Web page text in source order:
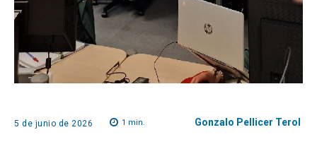
5 de junio de 2026 1 min. Gonzalo Pellicer Terol